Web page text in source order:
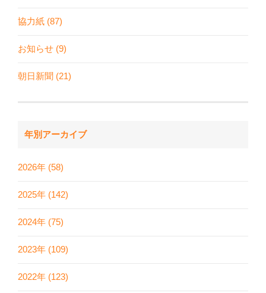
協力紙 (87)
お知らせ (9)
朝日新聞 (21)
年別アーカイブ
2026年 (58)
2025年 (142)
2024年 (75)
2023年 (109)
2022年 (123)